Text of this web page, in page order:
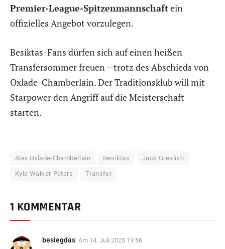
Premier-League-Spitzenmannschaftein
offizielles Angebot vorzulegen.
Besiktas-Fans dürfen sich auf einen heißen
Transfersommer freuen – trotz des Abschieds von
Oxlade-Chamberlain. Der Traditionsklub will mit
Starpower den Angriff auf die Meisterschaft
starten.
Alex Oxlade-Chamberlain Besiktas Jack Grealish
Kyle Walker-Peters Transfer
1 KOMMENTAR
besiegdas Am 14. Juli 2025 19:56